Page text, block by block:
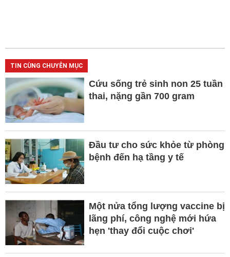
TIN CÙNG CHUYÊN MỤC
Cứu sống trẻ sinh non 25 tuần
thai, nặng gần 700 gram
Đầu tư cho sức khỏe từ phòng
bệnh đến hạ tầng y tế
Một nửa tổng lượng vaccine bị
lãng phí, công nghệ mới hứa
hẹn 'thay đổi cuộc chơi'